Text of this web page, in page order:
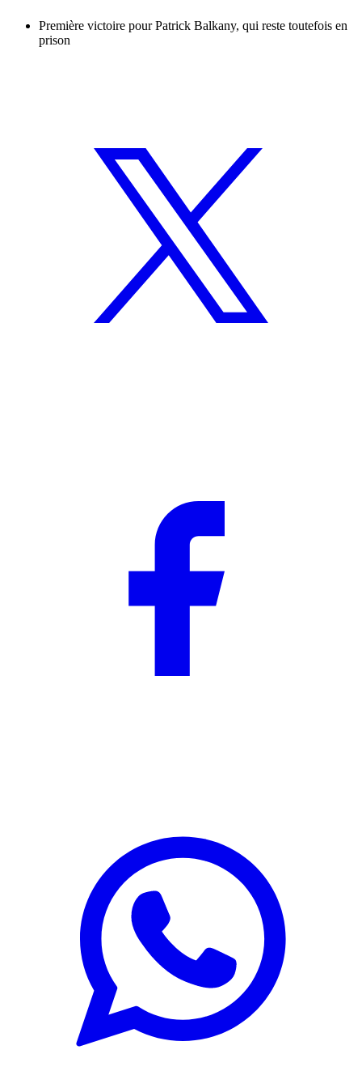
Première victoire pour Patrick Balkany, qui reste toutefois en
prison